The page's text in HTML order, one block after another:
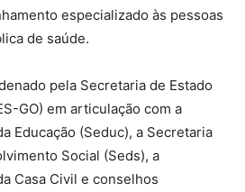
especializado às pessoas
de saúde.
pela Secretaria de Estado
GO) em articulação com a
Educação (Seduc), a Secretaria
Social (Seds), a
Casa Civil e conselhos